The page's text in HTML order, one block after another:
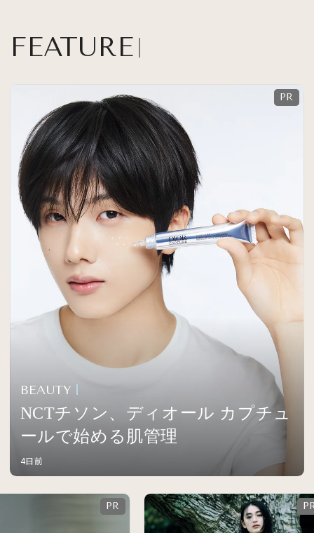
FEATURE
BEAUTY
NCTチソン、ディオール カプチュ
ールで始める肌管理
4日前